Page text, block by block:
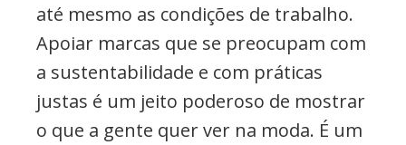
até mesmo as condições de trabalho.
Apoiar marcas que se preocupam com
a sustentabilidade e com práticas
justas é um jeito poderoso de mostrar
o que a gente quer ver na moda. É um